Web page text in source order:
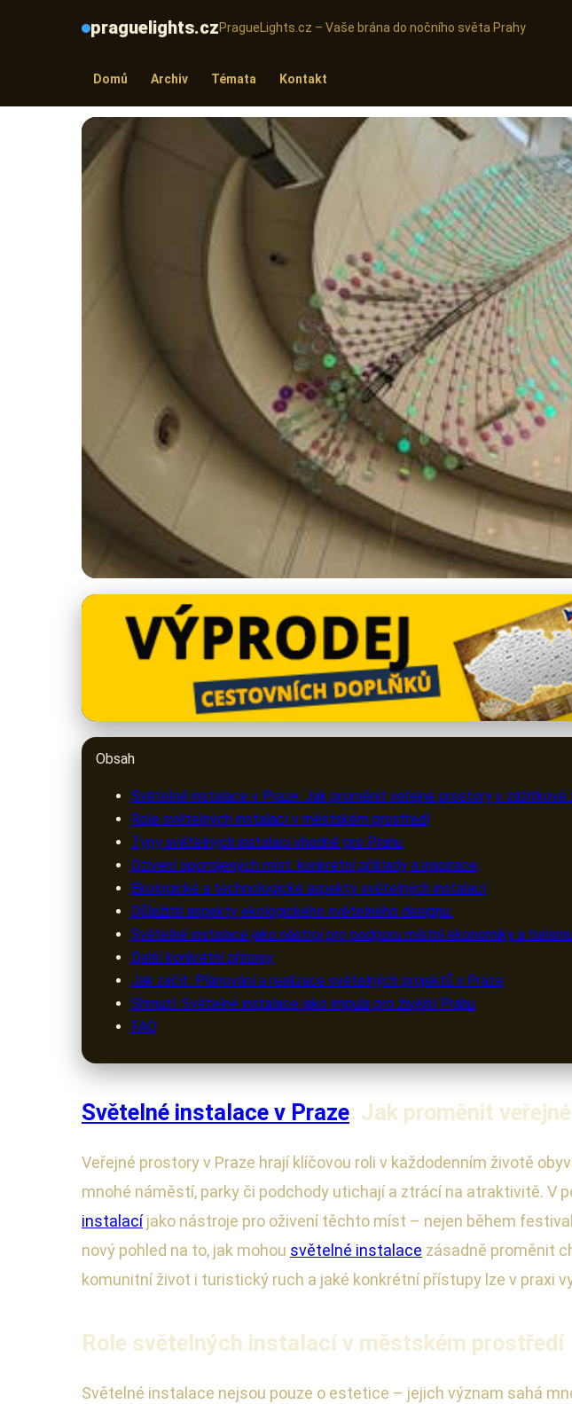
praguelights.czPragueLights.cz – Vaše brána do nočního světa Prahy
Domů Archiv Témata Kontakt
praguelights.cz
Světelné Instalace v Praze:
· 10 min čtení · Autor: Lukáš Beran
Obsah
Světelné instalace v Praze: Jak proměnit veřejné prostory v zážitkové
Role světelných instalací v městském prostředí
Typy světelných instalací vhodné pro Prahu
Oživení opomíjených míst: konkrétní příklady a inspirace
Ekologické a technologické aspekty světelných instalací
Důležité aspekty ekologického světelného designu:
Světelné instalace jako nástroj pro podporu místní ekonomiky a
Další konkrétní přínosy:
Jak začít: Plánování a realizace světelných projektů v Praze
Shrnutí: Světelné instalace jako impuls pro živější Prahu
FAQ
Světelné instalace v Praze: Jak proměnit
Veřejné prostory v Praze hrají klíčovou roli v každodenním životě
mnohé náměstí, parky či podchody utichají a ztrácí na atraktivitě. V
instalacíjako nástroje pro oživení těchto míst – nejen během
nový pohled na to, jak mohou světelné instalace zásadně proměnit
komunitní život i turistický ruch a jaké konkrétní přístupy lze v praxi
Role světelných instalací v městském prostředí
Světelné instalace nejsou pouze o estetice – jejich význam sahá